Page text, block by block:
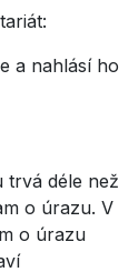
a nahlásí ho
déle než
o úrazu. V
o úrazu